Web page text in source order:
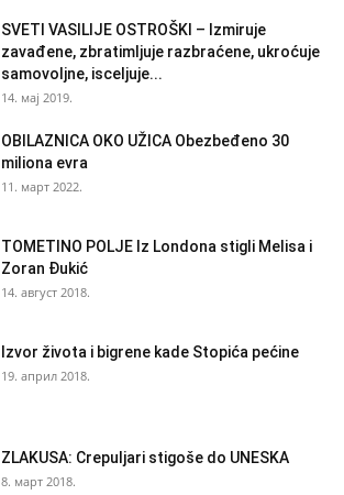
SVETI VASILIJE OSTROŠKI – Izmiruje
zavađene, zbratimljuje razbraćene, ukroćuje
samovoljne, isceljuje...
14. мај 2019.
OBILAZNICA OKO UŽICA Obezbeđeno 30
miliona evra
11. март 2022.
TOMETINO POLJE Iz Londona stigli Melisa i
Zoran Đukić
14. август 2018.
Izvor života i bigrene kade Stopića pećine
19. април 2018.
ZLAKUSA: Crepuljari stigoše do UNESKA
8. март 2018.